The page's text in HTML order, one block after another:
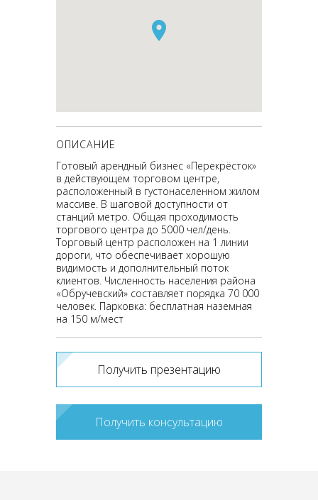
ОПИСАНИЕ
Готовый арендный бизнес «Перекрёсток»
в действующем торговом центре,
расположенный в густонаселенном жилом
массиве. В шаговой доступности от
станций метро. Общая проходимость
торгового центра до 5000 чел/день.
Торговый центр расположен на 1 линии
дороги, что обеспечивает хорошую
видимость и дополнительный поток
клиентов. Численность населения района
«Обручевский» составляет порядка 70 000
человек. Парковка: бесплатная наземная
на 150 м/мест
Получить презентацию
Получить консультацию